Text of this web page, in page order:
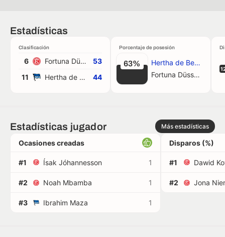
Estadísticas
Clasificación
6 Fortuna Düsseldorf
53
11
Hertha de Berlín 44
Porcentaje de posesión
63%
Hertha de Berlín
Fortuna Düsseldorf
Estadísticas jugador Más estadísticas
Ocasiones creadas
#1 Ísak Jóhannesson 1
#2 Noah Mbamba 1
#3 Ibrahim Maza 1
Disparos (%)
#1 Dawid
#2 Jona